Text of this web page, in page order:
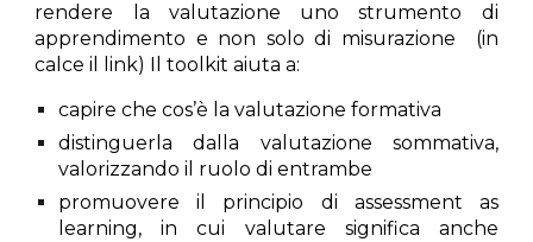
rendere la valutazione uno strumento di
apprendimento e non solo di misurazione (in
calce il link) Il toolkit aiuta a:
capire che cos’è la valutazione formativa
distinguerla dalla valutazione sommativa,
valorizzando il ruolo di entrambe
promuovere il principio di assessment as
learning, in cui valutare significa anche